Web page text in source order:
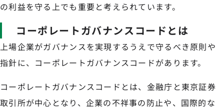
の利益を守る上でも重要と考えられています。
コーポレートガバナンスコードとは
上場企業がガバナンスを実現するうえで守るべき原則や
指針に、コーポレートガバナンスコードがあります。
コーポレートガバナンスコードとは、金融庁と東京証券
取引所が中心となり、企業の不祥事の防止や、国際的な